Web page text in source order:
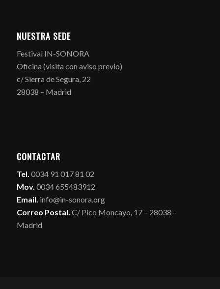
NUESTRA SEDE
Festival IN-SONORA
Oficina (visita con aviso previo)
c/ Sierra de Segura, 22
28038 – Madrid
CONTACTAR
Tel. 0034 91 017 81 02
Mov. 0034 655483912
Email. info@in-sonora.org
Correo Postal. C/ Pico Moncayo, 17 – 28038 –
Madrid